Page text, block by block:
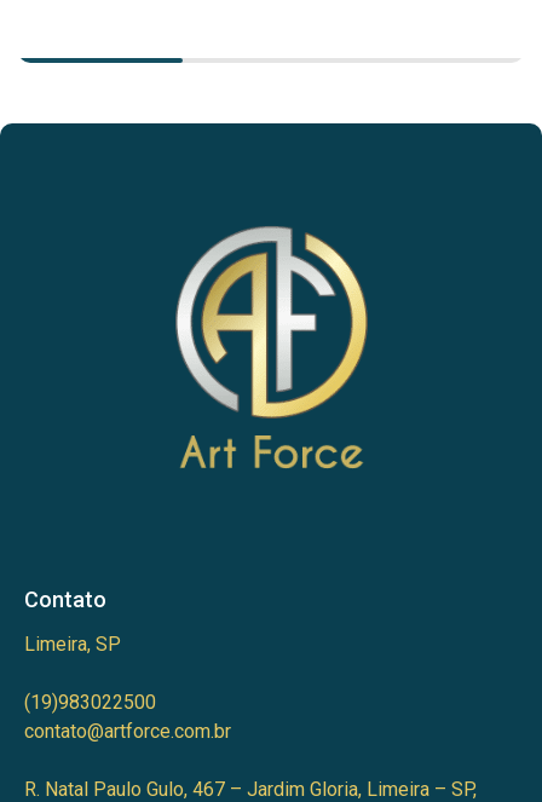
Contato
Limeira, SP
(19)983022500
contato@artforce.com.br
R. Natal Paulo Gulo, 467 – Jardim Gloria, Limeira – SP,